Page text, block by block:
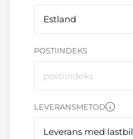
Estland
POSTIINDEKS
LEVERANSMETOD
Leverans med lastbil